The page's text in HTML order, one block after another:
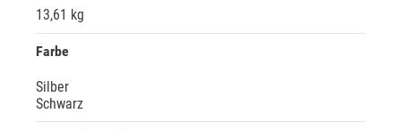
13,61 kg
Farbe
Silber
Schwarz